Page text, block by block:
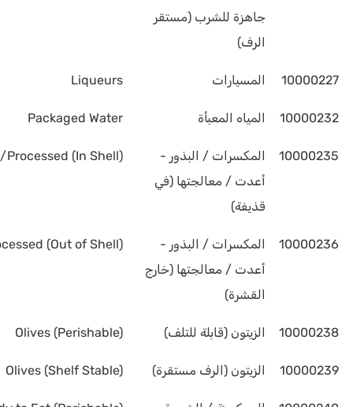
جاهزة للشرب (مستقر
الرف)
10000227 المسيارات Liqueurs
10000232 المياه المعبأة Packaged Water
10000235
المكسرات / البذور -
أعدت / معالجتها (في
قذيفة)
(In Shell)
10000236
المكسرات / البذور -
أعدت / معالجتها (خارج
القشرة)
(Out of Shell)
10000238 الزيتون (قابلة للتلف) Olives (Perishable)
10000239 الزيتون (الرف مستقرة) Olives (Shelf Stable)